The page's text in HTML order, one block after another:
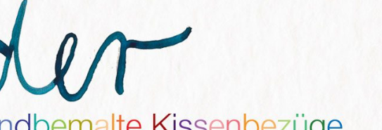
UND KREATIVE BEGLEITUNG